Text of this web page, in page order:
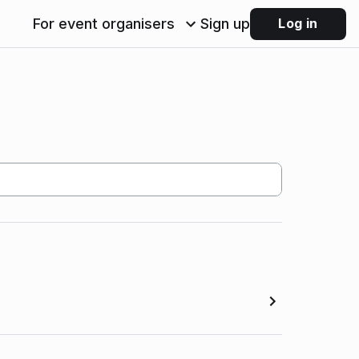
For event organisers Sign up Log in